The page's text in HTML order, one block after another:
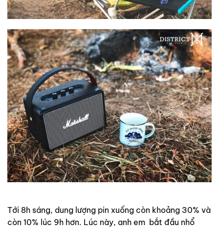
Tới 8h sáng, dung lượng pin xuống còn khoảng 30% và
còn 10% lúc 9h hơn. Lúc này, anh em bắt đầu nhổ